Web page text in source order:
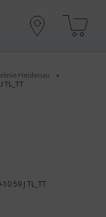
Heidenau •
TL_TT